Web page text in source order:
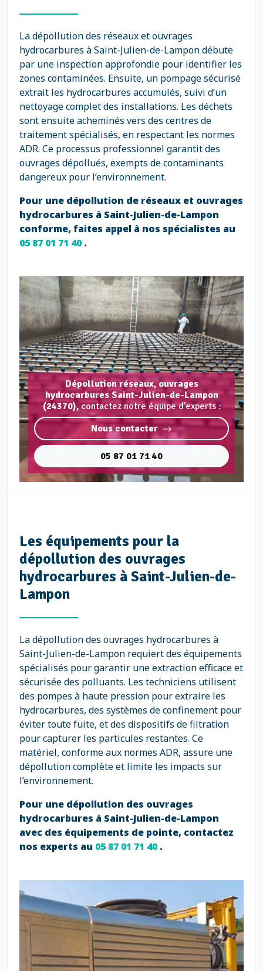
La dépollution des réseaux et ouvrages
hydrocarbures à Saint-Julien-de-Lampon débute
par une inspection approfondie pour identifier les
zones contaminées. Ensuite, un pompage sécurisé
extrait les hydrocarbures accumulés, suivi d’un
nettoyage complet des installations. Les déchets
sont ensuite acheminés vers des centres de
traitement spécialisés, en respectant les normes
ADR. Ce processus professionnel garantit des
ouvrages dépollués, exempts de contaminants
dangereux pour l’environnement.
Pour une dépollution de réseaux et ouvrages
hydrocarbures à Saint-Julien-de-Lampon
conforme, faites appel à nos spécialistes au
05 87 01 71 40.
Dépollution réseaux, ouvrages
hydrocarbures Saint-Julien-de-Lampon
(24370), contactez notre équipe d'experts :
Nous contacter
05 87 01 71 40
Les équipements pour la
dépollution des ouvrages
hydrocarbures à Saint-Julien-de-
Lampon
La dépollution des ouvrages hydrocarbures à
Saint-Julien-de-Lampon requiert des équipements
spécialisés pour garantir une extraction efficace et
sécurisée des polluants. Les techniciens utilisent
des pompes à haute pression pour extraire les
hydrocarbures, des systèmes de confinement pour
éviter toute fuite, et des dispositifs de filtration
pour capturer les particules restantes. Ce
matériel, conforme aux normes ADR, assure une
dépollution complète et limite les impacts sur
l’environnement.
Pour une dépollution des ouvrages
hydrocarbures à Saint-Julien-de-Lampon
avec des équipements de pointe, contactez
nos experts au 05 87 01 71 40.